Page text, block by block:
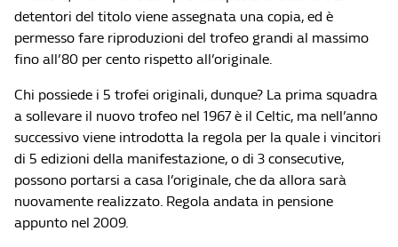
detentori del titolo viene assegnata una copia, ed è
permesso fare riproduzioni del trofeo grandi al massimo
fino all’80 per cento rispetto all’originale.
Chi possiede i 5 trofei originali, dunque? La prima squadra
a sollevare il nuovo trofeo nel 1967 è il Celtic, ma nell’anno
successivo viene introdotta la regola per la quale i vincitori
di 5 edizioni della manifestazione, o di 3 consecutive,
possono portarsi a casa l’originale, che da allora sarà
nuovamente realizzato. Regola andata in pensione
appunto nel 2009.